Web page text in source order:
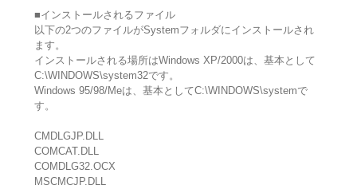
■インストールされるファイル
以下の2つのファイルがSystemフォルダにインストールされ
ます。
インストールされる場所はWindows XP/2000は、基本として
C:\WINDOWS\system32です。
Windows 95/98/Meは、基本としてC:\WINDOWS\systemで
す。
CMDLGJP.DLL
COMCAT.DLL
COMDLG32.OCX
MSCMCJP.DLL